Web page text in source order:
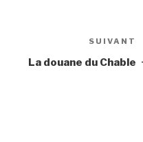
SUIVANT
La douane du Chable